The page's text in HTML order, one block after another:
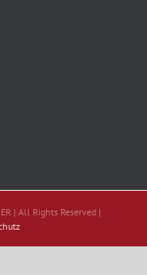
| All Rights Reserved |